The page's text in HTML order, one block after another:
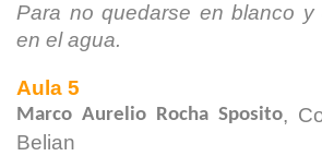
Para no quedarse en blanco y
en el agua.
Aula 5
Marco Aurelio Rocha Sposito,
Belian